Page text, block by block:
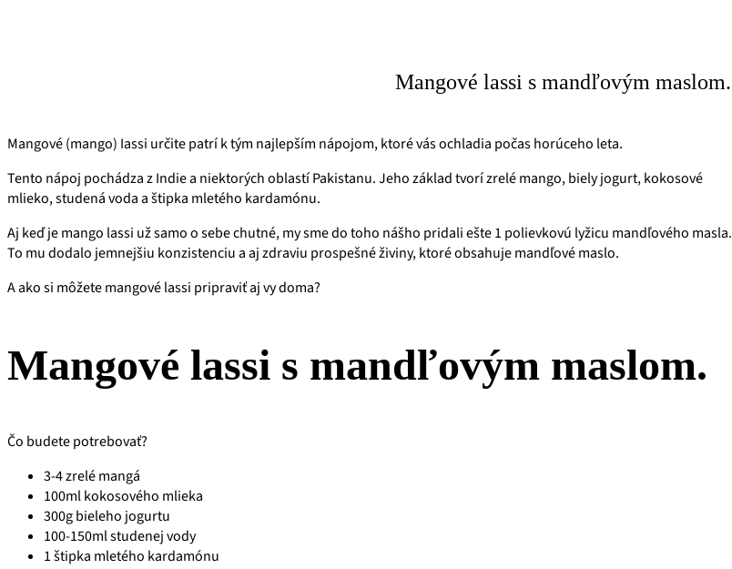
Mangové lassi s mandľovým maslom.
Mangové (mango) Iassi určite patrí k tým najlepším nápojom, ktoré vás ochladia počas horúceho leta.
Tento nápoj pochádza z Indie a niektorých oblastí Pakistanu. Jeho základ tvorí zrelé mango, biely jogurt, kokosové
mlieko, studená voda a štipka mletého kardamónu.
Aj keď je mango lassi už samo o sebe chutné, my sme do toho nášho pridali ešte 1 polievkovú lyžicu mandľového masla.
To mu dodalo jemnejšiu konzistenciu a aj zdraviu prospešné živiny, ktoré obsahuje mandľové maslo.
A ako si môžete mangové lassi pripraviť aj vy doma?
Mangové lassi s mandľovým maslom.
Čo budete potrebovať?
3-4 zrelé mangá
100ml kokosového mlieka
300g bieleho jogurtu
100-150ml studenej vody
1 štipka mletého kardamónu